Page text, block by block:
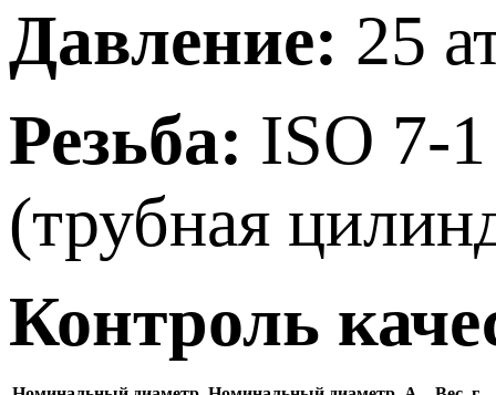
Давление: 25
Резьба: ISO 7-
(трубная
Контроль